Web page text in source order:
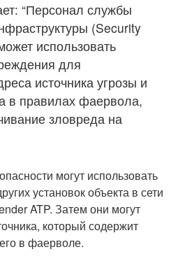
“Персонал службы
(Security
использовать
для
источника угрозы и
в правилах фаервола,
зловреда на
могут использовать
установок объекта в сети
ATP. Затем они могут
который содержит
в фаерволе.